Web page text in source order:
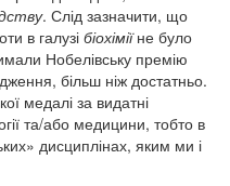
. Слід зазначити, що
в галузі біохіміїне було
Нобелівську премію
більш ніж достатньо.
медалі за видатні
та/або медицини, тобто в
дисциплінах, яким ми і